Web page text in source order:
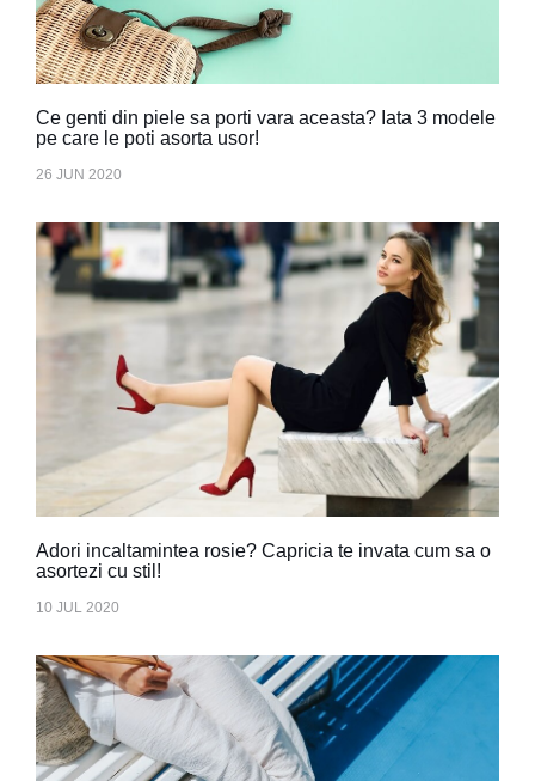
Ce genti din piele sa porti vara aceasta? Iata 3 modele
pe care le poti asorta usor!
26 JUN 2020
Adori incaltamintea rosie? Capricia te invata cum sa o
asortezi cu stil!
10 JUL 2020